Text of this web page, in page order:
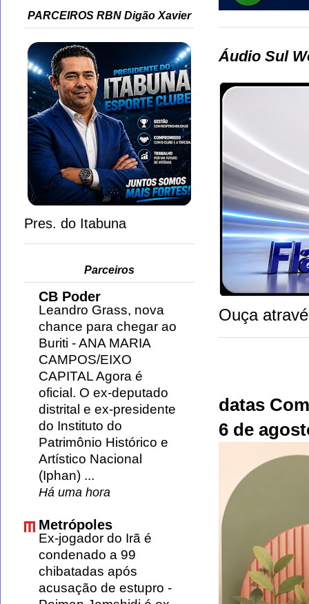
Áudio Sul
Ouça
datas
6 de
PARCEIROS RBN Digão Xavier
Pres. do Itabuna
Parceiros
CB Poder
Leandro Grass, nova
chance para chegar ao
Buriti -ANA MARIA
CAMPOS/EIXO
CAPITAL Agora é
oficial. O ex-deputado
distrital e ex-presidente
do Instituto do
Patrimônio Histórico e
Artístico Nacional
(Iphan) ...
Há uma hora
Metrópoles
Ex-jogador do Irã é
condenado a 99
chibatadas após
acusação de estupro -